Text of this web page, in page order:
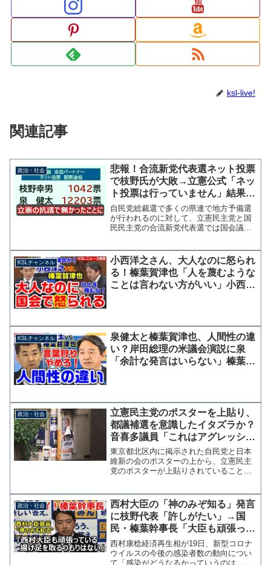
ksl-live!
関連記事
政治・社会
悲報！合流新党代表選ネット投票
で枝野氏が大敗→立憲公式「ネッ
ト投票は行っていません」結果を
受け入れず無かったことにする模
様
自民党総裁選で多くの県連で地方予備選
が行われるのに対して、立憲民主党と国
民民主党の合流新党代表選では国会議員
ントが代表選ネット投票を開始した。参
考：野党代表選「ネッ...
KSLチャンネル
小西洋之さん、大人なのに怒られ
る！榛葉賀津也「人を蔑むような
ことは言わない方がいい」小西
KSLチャンネル
泉健太と榛葉賀津也、人間性の違
い？岸田総理の米議会演説に泉
「余計な発言はいらない」榛葉
政治・社会
立憲民主党のポスターを上貼り、
都議補選を意識したイタズラか？
音喜多議員「これはアグレッシブ
過ぎ、やるならきちんと貼ってく
れ」
東京都北区内に掲示された自民党と日本
維新の会のポスターの上から、立憲民主
党のポスターが上貼りされていることが
して日本維新の会の音喜多駿参院議員は
ツイッターで「これはア...
政治・社会
西村大臣の「神のみぞ知る」発言
に枝野代表「許しがたい」→国
民・榛葉幹事長「大臣も頑張って
いる。言葉の揚げ足を取るつもり
はない」人間性の違いを見せつけ
西村康稔経済再生相が19日、新型コロナ
ウイルスの今後の感染者数の動向につい
て「感染がどうなるかっていうのは、本